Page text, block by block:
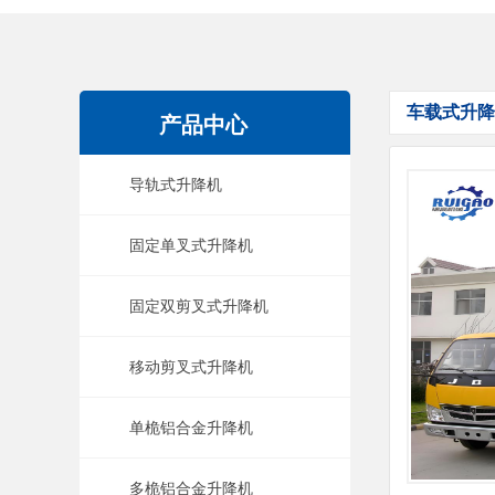
产品中心
导轨式升降机
固定单叉式升降机
固定双剪叉式升降机
移动剪叉式升降机
单桅铝合金升降机
多桅铝合金升降机
车载式升